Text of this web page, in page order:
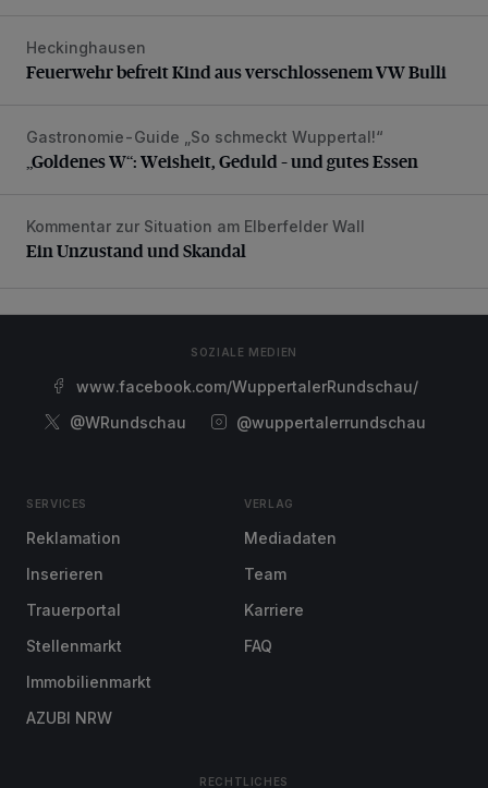
Feuerwehr befreit Kind aus verschlossenem VW Bulli
Heckinghausen
Feuerwehr befreit Kind aus verschlossenem VW Bulli
„Goldenes W“: Weisheit, Geduld – und gutes Essen
Gastronomie-Guide „So schmeckt Wuppertal!“
„Goldenes W“: Weisheit, Geduld – und gutes Essen
Ein Unzustand und Skandal
Kommentar zur Situation am Elberfelder Wall
Ein Unzustand und Skandal
SOZIALE MEDIEN
www.facebook.com/WuppertalerRundschau/
@WRundschau
@wuppertalerrundschau
SERVICES
Reklamation
Inserieren
Trauerportal
Stellenmarkt
Immobilienmarkt
AZUBI NRW
VERLAG
Mediadaten
Team
Karriere
FAQ
RECHTLICHES